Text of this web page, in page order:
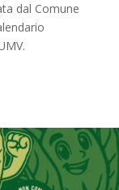
dal Comune